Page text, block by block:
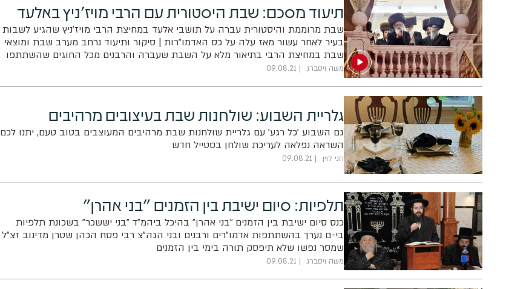
תיעוד מסכם: שבת היסטורית עם הרבי מויז'ניץ באלעד
שבת מרוממת והיסטורית עברה על תושבי אלעד במחיצת הרבי מויז'ניץ שהגיע לשבות
בעיר לאחר עשור מאז עלה על כס האדמו"רות | סיקור ותיעוד נרחב מערב שבת ומוצאי
שבת במחיצת הרבי בתיאור מלא על השבת שעברה והרבנים מכל החוגים שהשתתפו
בטישים
משה ויסברג 09.08.21
גלריית השבוע: שולחנות שבת בעיצובים מרהיבים
גם השבוע 'כל רגע' עם גלריית שולחנות שבת מרהיבים המעוצבים בטוב טעם, יתנו לכם
השראה נפלאה לעריכת שולחן בסטייל חדש
חני לוין 09.08.21
תלפיות: סיום ישיבת בין הזמנים "בני אהרן"
כנס סיום ישיבת בין הזמנים "בני אהרן" בהיכל ביהמ"ד "בני יששכר" בשכונת תלפיות
בי-ם נערך בהשתתפות אדמו"רים ורבנים ובני הגה"צ רבי פסח הכהן שטרן מדינוב זצ"ל
שמסר נפשו שלא תיפסק תורה בימי בין הזמנים
משה ויסברג 09.08.21